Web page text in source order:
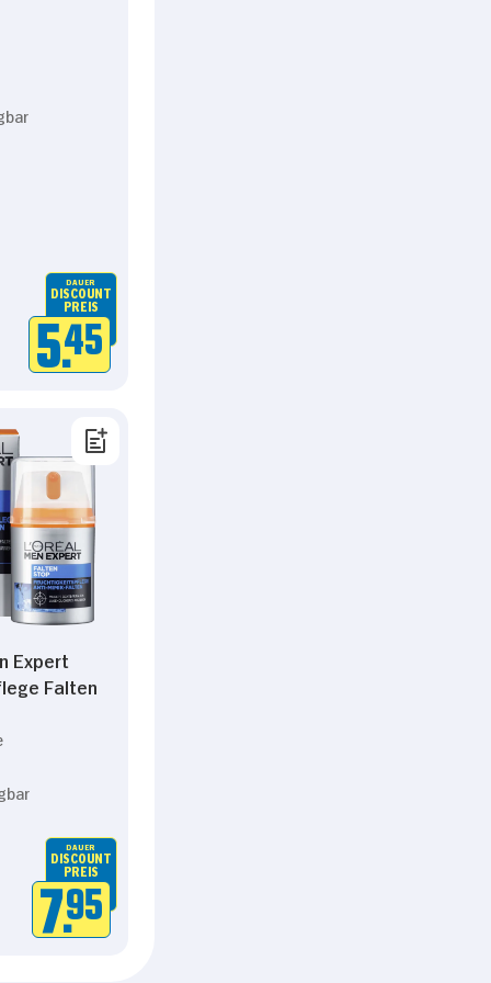
DAUER
DISCOUNT
PREIS
5.45
Expert
Falten
DAUER
DISCOUNT
PREIS
7.95